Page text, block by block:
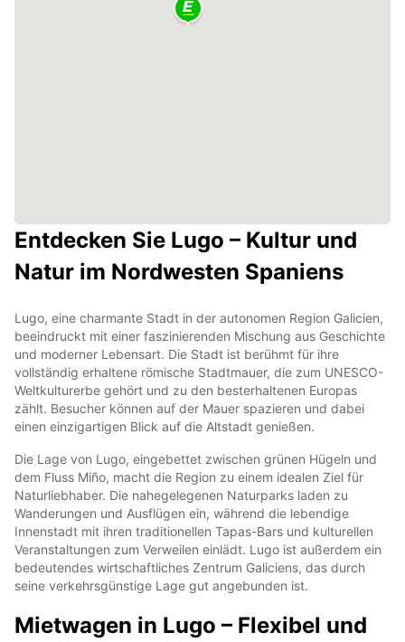
Entdecken Sie Lugo – Kultur und
Natur im Nordwesten Spaniens
Lugo, eine charmante Stadt in der autonomen Region Galicien,
beeindruckt mit einer faszinierenden Mischung aus Geschichte
und moderner Lebensart. Die Stadt ist berühmt für ihre
vollständig erhaltene römische Stadtmauer, die zum UNESCO-
Weltkulturerbe gehört und zu den besterhaltenen Europas
zählt. Besucher können auf der Mauer spazieren und dabei
einen einzigartigen Blick auf die Altstadt genießen.
Die Lage von Lugo, eingebettet zwischen grünen Hügeln und
dem Fluss Miño, macht die Region zu einem idealen Ziel für
Naturliebhaber. Die nahegelegenen Naturparks laden zu
Wanderungen und Ausflügen ein, während die lebendige
Innenstadt mit ihren traditionellen Tapas-Bars und kulturellen
Veranstaltungen zum Verweilen einlädt. Lugo ist außerdem ein
bedeutendes wirtschaftliches Zentrum Galiciens, das durch
seine verkehrsgünstige Lage gut angebunden ist.
Mietwagen in Lugo – Flexibel und